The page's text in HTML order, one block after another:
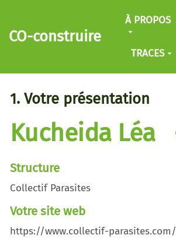
Aller au contenu principal
CO-construire
À PROPOS
TRACES
1. Votre présentation
Kucheida Léa
Structure
Collectif Parasites
Votre site web
https://www.collectif-parasites.com/